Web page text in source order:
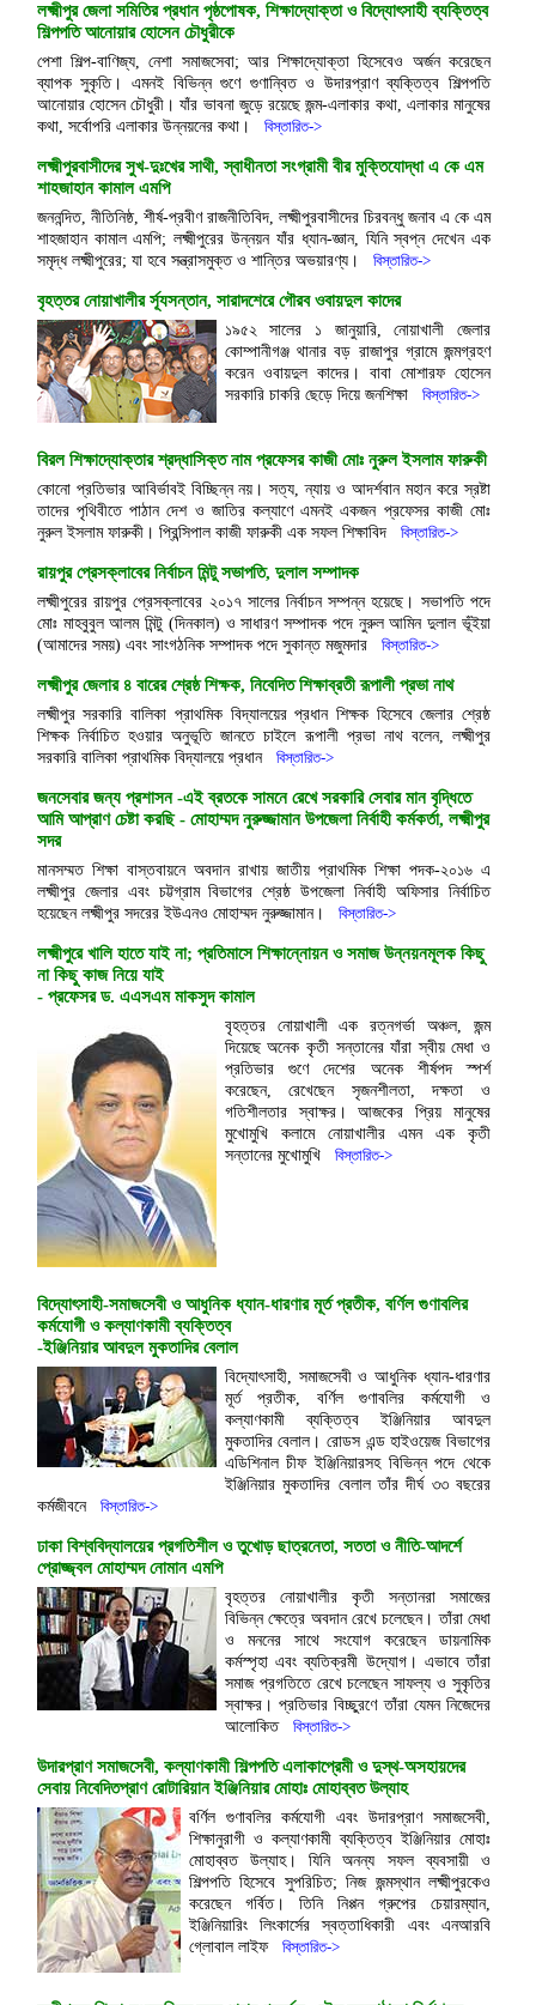
লক্ষ্মীপুর জেলা সমিতির প্রধান পৃষ্ঠপোষক, শিক্ষাদ্যোক্তা ও বিদ্যোৎসাহী ব্যক্তিত্ব
শিল্পপতি আনোয়ার হোসেন চৌধুরীকে
পেশা শিল্প-বাণিজ্য, নেশা সমাজসেবা; আর শিক্ষাদ্যোক্তা হিসেবেও অর্জন করেছেন
ব্যাপক সুকৃতি। এমনই বিভিন্ন গুণে গুণান্বিত ও উদারপ্রাণ ব্যক্তিত্ব শিল্পপতি
আনোয়ার হোসেন চৌধুরী। যাঁর ভাবনা জুড়ে রয়েছে জন্ম-এলাকার কথা, এলাকার মানুষের
কথা, সর্বোপরি এলাকার উন্নয়নের কথা। বিস্তারিত->
লক্ষ্মীপুরবাসীদের সুখ-দুঃখের সাথী, স্বাধীনতা সংগ্রামী বীর মুক্তিযোদ্ধা এ কে এম
শাহজাহান কামাল এমপি
জননন্দিত, নীতিনিষ্ঠ, শীর্ষ-প্রবীণ রাজনীতিবিদ, লক্ষ্মীপুরবাসীদের চিরবন্ধু জনাব এ কে এম
শাহজাহান কামাল এমপি; লক্ষ্মীপুরের উন্নয়ন যাঁর ধ্যান-জ্ঞান, যিনি স্বপ্ন দেখেন এক
সমৃদ্ধ লক্ষ্মীপুরের; যা হবে সন্ত্রাসমুক্ত ও শান্তির অভয়ারণ্য। বিস্তারিত->
বৃহত্তর নোয়াখালীর র্সূযসন্তান, সারাদশেরে গৌরব ওবায়দুল কাদের
১৯৫২ সালের ১ জানুয়ারি, নোয়াখালী জেলার
কোম্পানীগঞ্জ থানার বড় রাজাপুর গ্রামে জন্মগ্রহণ
করেন ওবায়দুল কাদের। বাবা মোশারফ হোসেন
সরকারি চাকরি ছেড়ে দিয়ে জনশিক্ষা বিস্তারিত->
বিরল শিক্ষাদ্যোক্তার শ্রদ্ধাসিক্ত নাম প্রফেসর কাজী মোঃ নুরুল ইসলাম ফারুকী
কোনো প্রতিভার আবির্ভাবই বিচ্ছিন্ন নয়। সত্য, ন্যায় ও আদর্শবান মহান করে স্রষ্টা
তাদের পৃথিবীতে পাঠান দেশ ও জাতির কল্যাণে এমনই একজন প্রফেসর কাজী মোঃ
নুরুল ইসলাম ফারুকী। প্রিন্সিপাল কাজী ফারুকী এক সফল শিক্ষাবিদ বিস্তারিত->
রায়পুর প্রেসক্লাবের নির্বাচন মিন্টু সভাপতি, দুলাল সম্পাদক
লক্ষ্মীপুরের রায়পুর প্রেসক্লাবের ২০১৭ সালের নির্বাচন সম্পন্ন হয়েছে। সভাপতি পদে
মোঃ মাহবুবুল আলম মিন্টু (দিনকাল) ও সাধারণ সম্পাদক পদে নুরুল আমিন দুলাল ভূঁইয়া
(আমাদের সময়) এবং সাংগঠনিক সম্পাদক পদে সুকান্ত মজুমদার বিস্তারিত->
লক্ষ্মীপুর জেলার ৪ বারের শ্রেষ্ঠ শিক্ষক, নিবেদিত শিক্ষাব্রতী রূপালী প্রভা নাথ
লক্ষ্মীপুর সরকারি বালিকা প্রাথমিক বিদ্যালয়ের প্রধান শিক্ষক হিসেবে জেলার শ্রেষ্ঠ
শিক্ষক নির্বাচিত হওয়ার অনুভূতি জানতে চাইলে রূপালী প্রভা নাথ বলেন, লক্ষ্মীপুর
সরকারি বালিকা প্রাথমিক বিদ্যালয়ে প্রধান বিস্তারিত->
জনসেবার জন্য প্রশাসন -এই ব্রতকে সামনে রেখে সরকারি সেবার মান বৃদ্ধিতে
আমি আপ্রাণ চেষ্টা করছি - মোহাম্মদ নুরুজ্জামান উপজেলা নির্বাহী কর্মকর্তা, লক্ষ্মীপুর
সদর
মানসম্মত শিক্ষা বাস্তবায়নে অবদান রাখায় জাতীয় প্রাথমিক শিক্ষা পদক-২০১৬ এ
লক্ষ্মীপুর জেলার এবং চট্টগ্রাম বিভাগের শ্রেষ্ঠ উপজেলা নির্বাহী অফিসার নির্বাচিত
হয়েছেন লক্ষ্মীপুর সদরের ইউএনও মোহাম্মদ নুরুজ্জামান। বিস্তারিত->
লক্ষ্মীপুরে খালি হাতে যাই না; প্রতিমাসে শিক্ষান্নোয়ন ও সমাজ উন্নয়নমূলক কিছু
না কিছু কাজ নিয়ে যাই
- প্রফেসর ড. এএসএম মাকসুদ কামাল
বৃহত্তর নোয়াখালী এক রত্নগর্ভা অঞ্চল, জন্ম
দিয়েছে অনেক কৃতী সন্তানের যাঁরা স্বীয় মেধা ও
প্রতিভার গুণে দেশের অনেক শীর্ষপদ স্পর্শ
করেছেন, রেখেছেন সৃজনশীলতা, দক্ষতা ও
গতিশীলতার স্বাক্ষর। আজকের প্রিয় মানুষের
মুখোমুখি কলামে নোয়াখালীর এমন এক কৃতী
সন্তানের মুখোমুখি বিস্তারিত->
বিদ্যোৎসাহী-সমাজসেবী ও আধুনিক ধ্যান-ধারণার মূর্ত প্রতীক, বর্ণিল গুণাবলির
কর্মযোগী ও কল্যাণকামী ব্যক্তিত্ব
-ইঞ্জিনিয়ার আবদুল মুকতাদির বেলাল
বিদ্যোৎসাহী, সমাজসেবী ও আধুনিক ধ্যান-ধারণার
মূর্ত প্রতীক, বর্ণিল গুণাবলির কর্মযোগী ও
কল্যাণকামী ব্যক্তিত্ব ইঞ্জিনিয়ার আবদুল
মুকতাদির বেলাল। রোডস এন্ড হাইওয়েজ বিভাগের
এডিশিনাল চীফ ইঞ্জিনিয়ারসহ বিভিন্ন পদে থেকে
ইঞ্জিনিয়ার মুকতাদির বেলাল তাঁর দীর্ঘ ৩৩ বছরের
কর্মজীবনে বিস্তারিত->
ঢাকা বিশ্ববিদ্যালয়ের প্রগতিশীল ও তুখোড় ছাত্রনেতা, সততা ও নীতি-আদর্শে
প্রোজ্জ্বল মোহাম্মদ নোমান এমপি
বৃহত্তর নোয়াখালীর কৃতী সন্তানরা সমাজের
বিভিন্ন ক্ষেত্রে অবদান রেখে চলেছেন। তাঁরা মেধা
ও মননের সাথে সংযোগ করেছেন ডায়নামিক
কর্মস্পৃহা এবং ব্যতিক্রমী উদ্যোগ। এভাবে তাঁরা
সমাজ প্রগতিতে রেখে চলেছেন সাফল্য ও সুকৃতির
স্বাক্ষর। প্রতিভার বিচ্ছুরণে তাঁরা যেমন নিজেদের
আলোকিত বিস্তারিত->
উদারপ্রাণ সমাজসেবী, কল্যাণকামী শিল্পপতি এলাকাপ্রেমী ও দুস্থ-অসহায়দের
সেবায় নিবেদিতপ্রাণ রোটারিয়ান ইঞ্জিনিয়ার মোহাঃ মোহাব্বত উল্যাহ
বর্ণিল গুণাবলির কর্মযোগী এবং উদারপ্রাণ সমাজসেবী,
শিক্ষানুরাগী ও কল্যাণকামী ব্যক্তিত্ব ইঞ্জিনিয়ার মোহাঃ
মোহাব্বত উল্যাহ। যিনি অনন্য সফল ব্যবসায়ী ও
শিল্পপতি হিসেবে সুপরিচিত; নিজ জন্মস্থান লক্ষ্মীপুরকেও
করেছেন গর্বিত। তিনি নিপ্পন গ্রুপের চেয়ারম্যান,
ইঞ্জিনিয়ারিং লিংকার্সের স্বত্তাধিকারী এবং এনআরবি
গ্লোবাল লাইফ বিস্তারিত->